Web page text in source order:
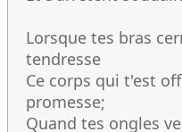
Lorsque tes bras
tendresse
Ce corps qui t'est
promesse;
Quand tes ongles